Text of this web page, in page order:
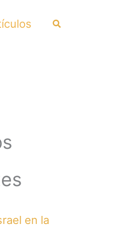
Search
en la